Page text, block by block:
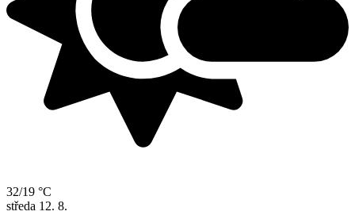
32/19 °C
středa 12. 8.